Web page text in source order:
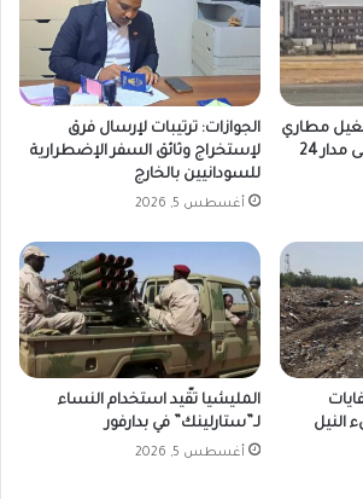
مطاري
بورتسودان والخرطوم على مدار 24
الجوازات: ترتيبات لإرسال فرق
لإستخراج وثائق السفر الإضطرارية
للسودانيين بالخارج
أغسطس 5, 2026
النيل
المليشيا تقّيد استخدام النساء
لـ”ستارلينك” في بدارفور
أغسطس 5, 2026